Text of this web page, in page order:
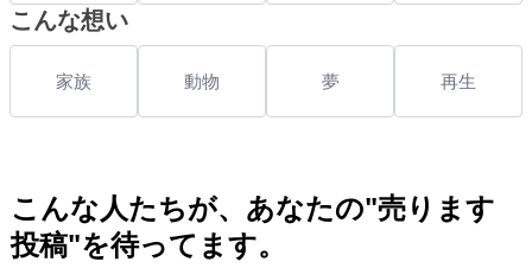
こんな想い
家族 動物 夢 再生
こんな人たちが、あなたの"売ります
投稿"を待ってます。